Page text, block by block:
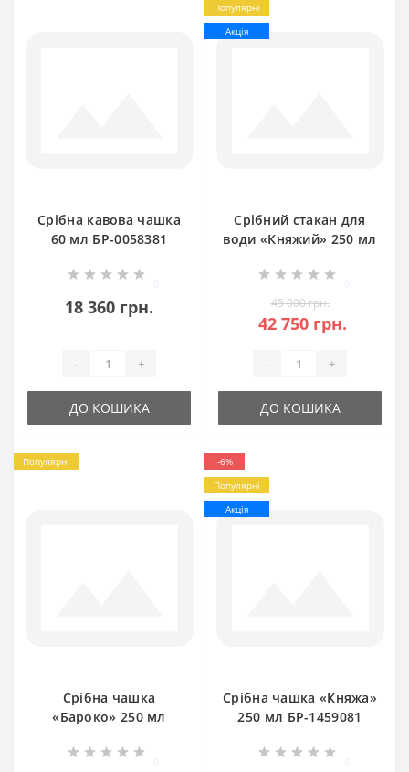
Срібна кавова чашка
60 мл БР-0058381
18 360 грн.
- +
ДО КОШИКА
Популярні
Акція
Срібний стакан для
води «Княжий» 250 мл
45 000 грн.
42 750 грн.
- +
ДО КОШИКА
Популярні
Срібна чашка
«Бароко» 250 мл
-6%
Популярні
Акція
Срібна чашка «Княжа»
250 мл БР-1459081